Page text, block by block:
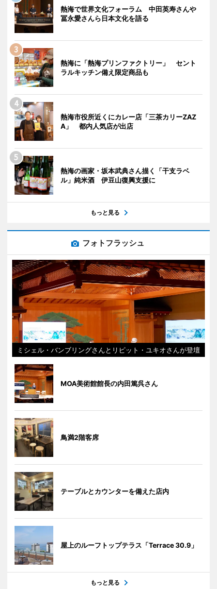
熱海で世界文化フォーラム 中田英寿さんや
冨永愛さんら日本文化を語る
熱海に「熱海プリンファクトリー」 セント
ラルキッチン備え限定商品も
熱海市役所近くにカレー店「三茶カリーZAZ
A」 都内人気店が出店
熱海の画家・坂本武典さん描く「干支ラベ
ル」純米酒 伊豆山復興支援に
もっと見る
フォトフラッシュ
ミシェル・バンブリングさんとリピット・ユキオさんが登壇
MOA美術館館長の内田篤呉さん
鳥満2階客席
テーブルとカウンターを備えた店内
屋上のルーフトップテラス「Terrace 30.9」
もっと見る